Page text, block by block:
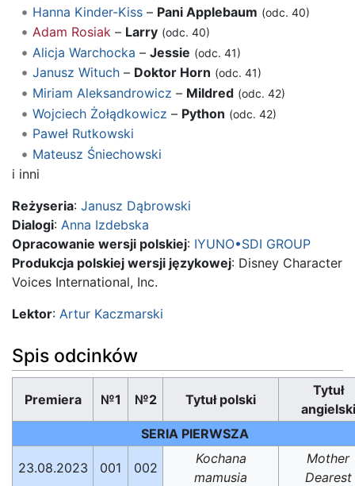
Hanna Kinder-Kiss– Pani Applebaum (odc. 40)
Adam Rosiak– Larry (odc. 40)
Alicja Warchocka – Jessie (odc. 41)
Janusz Wituch– Doktor Horn (odc. 41)
Miriam Aleksandrowicz – Mildred (odc. 42)
Wojciech Żołądkowicz – Python (odc. 42)
Paweł Rutkowski
Mateusz Śniechowski
i inni
Reżyseria: Janusz Dąbrowski
Dialogi: Anna Izdebska
Opracowanie wersji polskiej: IYUNO•SDI GROUP
Produkcja polskiej wersji językowej: Disney Character
Voices International, Inc.
Lektor: Artur Kaczmarski
Spis odcinków
Premiera №1 №2 Tytuł polski
Tytuł
angielski
SERIA PIERWSZA
23.08.2023 001 002
Kochana
mamusia
Mother
Dearest